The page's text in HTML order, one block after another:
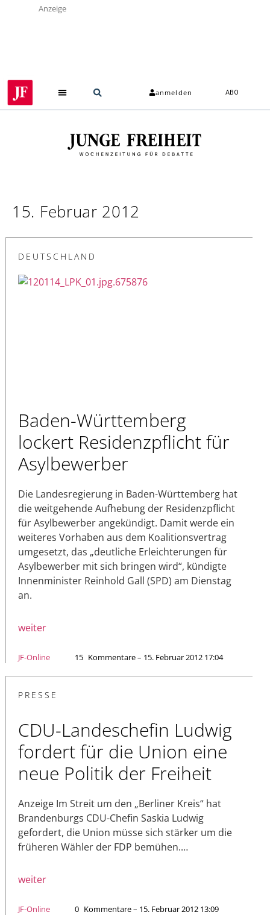
Anzeige
anmelden ABO
15. Februar 2012
DEUTSCHLAND
Baden-Württemberg
lockert Residenzpflicht für
Asylbewerber
Die Landesregierung in Baden-Württemberg hat
die weitgehende Aufhebung der Residenzpflicht
für Asylbewerber angekündigt. Damit werde ein
weiteres Vorhaben aus dem Koalitionsvertrag
umgesetzt, das „deutliche Erleichterungen für
Asylbewerber mit sich bringen wird“, kündigte
Innenminister Reinhold Gall (SPD) am Dienstag
an.
weiter
JF-Online 15 Kommentare – 15. Februar 2012 17:04
PRESSE
CDU-Landeschefin Ludwig
fordert für die Union eine
neue Politik der Freiheit
Anzeige Im Streit um den „Berliner Kreis“ hat
Brandenburgs CDU-Chefin Saskia Ludwig
gefordert, die Union müsse sich stärker um die
früheren Wähler der FDP bemühen.…
weiter
JF-Online 0 Kommentare – 15. Februar 2012 13:09